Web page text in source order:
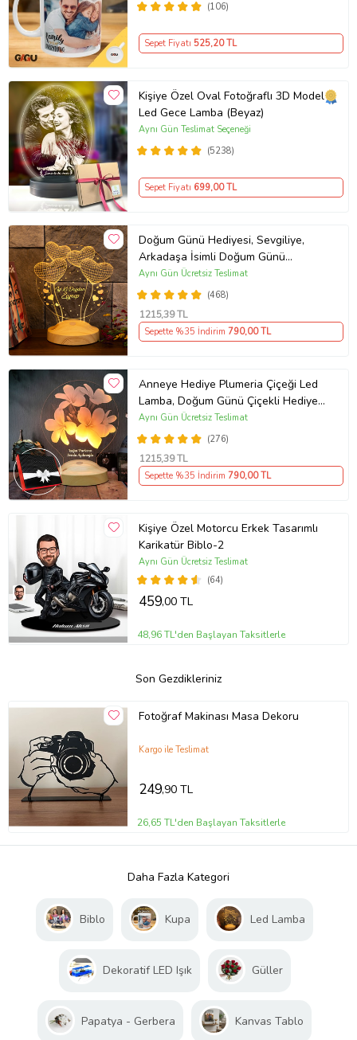
(106)
Sepet Fiyatı 525,20 TL
Kişiye Özel Oval Fotoğraflı 3D Model
Led Gece Lamba (Beyaz)
(5238)
Aynı Gün Teslimat Seçeneği
Sepet Fiyatı 699,00 TL
Doğum Günü Hediyesi, Sevgiliye,
Arkadaşa İsimli Doğum Günü
Hediyesi, Kişiye Özel Balon Kalpler
Kişiye Özel 3D Led Lamba
(468)
Aynı Gün Ücretsiz Teslimat
1215,39 TL
Sepette %35 İndirim 790,00 TL
Anneye Hediye Plumeria Çiçeği Led
Lamba, Doğum Günü Çiçekli Hediye,
Kişiye Özel İsimli Hediye
(276)
Aynı Gün Ücretsiz Teslimat
1215,39 TL
Sepette %35 İndirim 790,00 TL
Kişiye Özel Motorcu Erkek Tasarımlı
Karikatür Biblo-2
(64)
Aynı Gün Ücretsiz Teslimat
459,00 TL
48,96 TL'den Başlayan Taksitlerle
Son Gezdikleriniz
Fotoğraf Makinası Masa Dekoru
Kargo ile Teslimat
249,90 TL
26,65 TL'den Başlayan Taksitlerle
Daha Fazla Kategori
Biblo Kupa Led Lamba
Dekoratif LED Işık Güller
Papatya - Gerbera Kanvas Tablo